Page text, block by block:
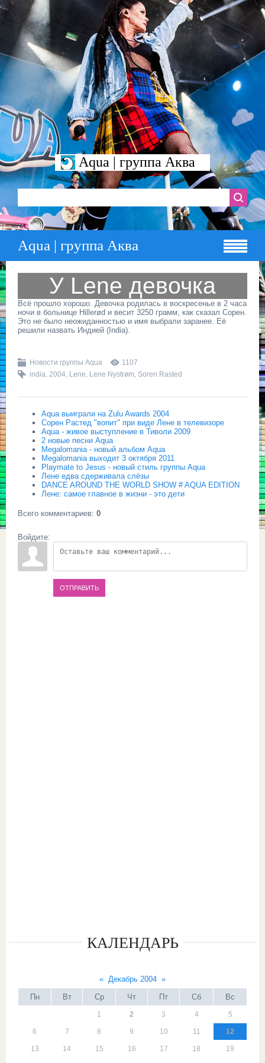
Aqua | группа Аква
Aqua | группа Аква
У Lene девочка
Всё прошло хорошо. Девочка родилась в воскресенье в 2 часа
ночи в больнице Hillerød и весит 3250 грамм, как сказал Сорен.
Это не было неожиданностью и имя выбрали заранее. Её
решили назвать Индией (India).
Новости группы Aqua
1107
india, 2004, Lene, Lene Nystrøm, Soren Rasted
Aqua выиграли на Zulu Awards 2004
Сорен Растед "вопит" при виде Лене в телевизоре
Aqua - живое выступление в Тиволи 2009
2 новые песни Aqua
Megalomania - новый альбом Aqua
Megalomania выходит 3 октября 2011
Playmate to Jesus - новый стиль группы Aqua
Лене едва сдерживала слёзы
DANCE AROUND THE WORLD SHOW # AQUA EDITION
Лене: самое главное в жизни - это дети
Всего комментариев: 0
Войдите:
ОТПРАВИТЬ
КАЛЕНДАРЬ
« Декабрь 2004 »
Пн
Вт Ср Чт Пт Сб Вс
1 2 3 4 5
6 7 8 9 10 11 12
13 14 15 16 17 18 19